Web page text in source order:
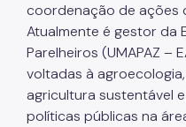
Município VerdeAzul
Resíduos Sólidos
Legislação
Biblioteca
coordenação de ações
Atualmente é gestor da
Parelheiros (UMAPAZ –
voltadas à
agricultura sustentável
políticas públicas na